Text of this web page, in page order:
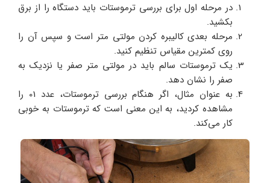
در مرحله اول برای بررسی ترموستات باید دستگاه را از برق
بکشید.
مرحله بعدی کالیبره کردن مولتی متر است و سپس آن را
روی کمترین مقیاس تنظیم کنید.
یک ترموستات سالم باید در مولتی متر صفر یا نزدیک به
صفر را نشان دهد.
به عنوان مثال، اگر هنگام بررسی ترموستات، عدد 01 را
مشاهده کردید، به این معنی است که ترموستات به خوبی
کار می‌کند.